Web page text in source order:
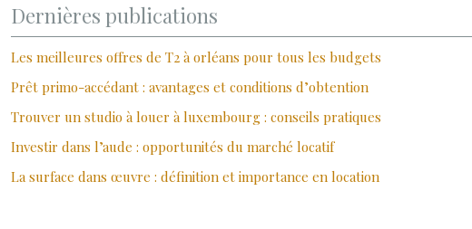
Dernières publications
Les meilleures offres de T2 à orléans pour tous les budgets
Prêt primo-accédant : avantages et conditions d’obtention
Trouver un studio à louer à luxembourg : conseils pratiques
Investir dans l’aude : opportunités du marché locatif
La surface dans œuvre : définition et importance en location